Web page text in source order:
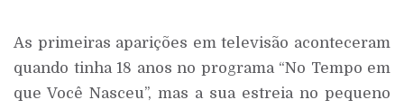
As primeiras aparições em televisão aconteceram
quando tinha 18 anos no programa “No Tempo em
que Você Nasceu”, mas a sua estreia no pequeno